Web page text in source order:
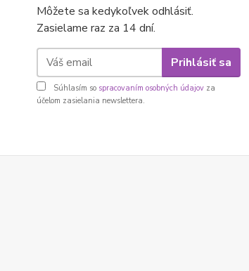
Môžete sa kedykoľvek odhlásiť.
Zasielame raz za 14 dní.
Prihlásiť sa
Súhlasím so spracovaním osobných údajov za
účelom zasielania newslettera.